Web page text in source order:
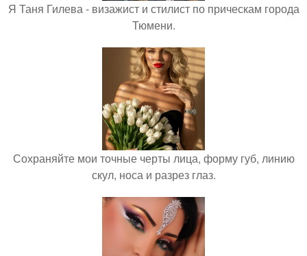
Я Таня Гилева - визажист и стилист по прическам города
Тюмени.
Сохраняйте мои точные черты лица, форму губ, линию
скул, носа и разрез глаз.